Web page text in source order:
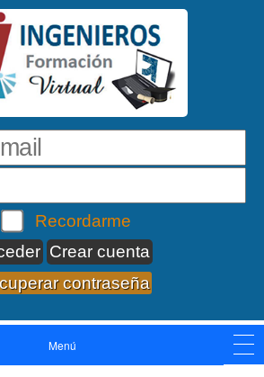
Recordarme
Crear cuenta
contraseña
Menú